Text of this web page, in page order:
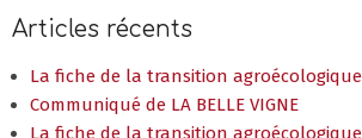
Articles récents
La fiche de la transition
Communiqué de LA BELLE VIGNE